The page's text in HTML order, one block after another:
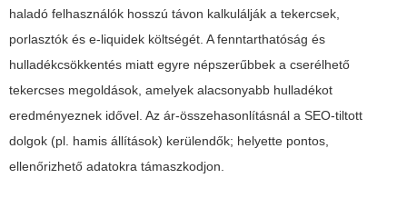
haladó felhasználók hosszú távon kalkulálják a tekercsek,
porlasztók és e-liquidek költségét. A fenntarthatóság és
hulladékcsökkentés miatt egyre népszerűbbek a cserélhető
tekercses megoldások, amelyek alacsonyabb hulladékot
eredményeznek idővel. Az ár-összehasonlításnál a SEO-tiltott
dolgok (pl. hamis állítások) kerülendők; helyette pontos,
ellenőrizhető adatokra támaszkodjon.